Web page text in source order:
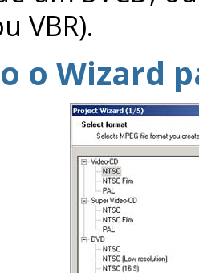
VBR).
o Wizard